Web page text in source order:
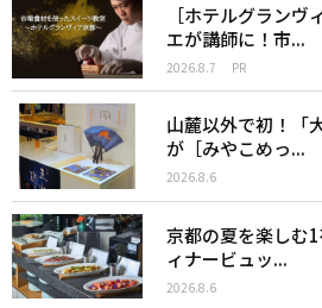
［ホテルグランヴ
エが講師に！市...
2026.8.7 PR
山麓以外で初！「
が［みやこめっ...
2026.8.6
京都の夏を楽しむ
ィナービュッ...
2026.8.6